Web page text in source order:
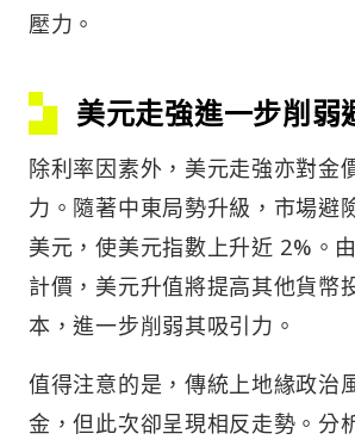
壓力。
美元走強進一步削弱
除利率因素外，美元走強亦對金
力。隨著中東局勢升級，市場避
美元，使美元指數上升近 2%。
計價，美元升值將提高其他貨幣
本，進一步削弱其吸引力。
值得注意的是，傳統上地緣政治
金，但此次卻呈現相反走勢。分